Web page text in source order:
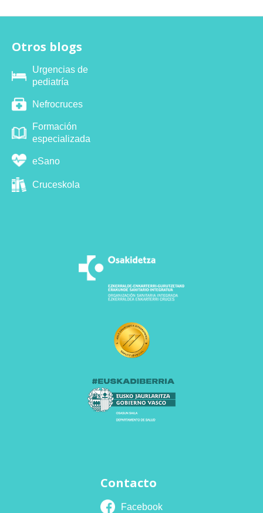
Otros blogs
Urgencias de
pediatría
Nefrocruces
Formación
especializada
eSano
Cruceskola
Contacto
Facebook